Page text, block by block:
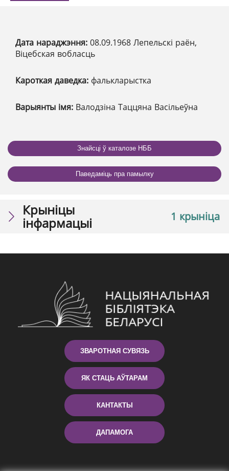
Дата нараджэння: 08.09.1968 Лепельскі раён,
Віцебская вобласць
Кароткая даведка: фалькларыстка
Варыянты імя: Валодзіна Таццяна Васільеўна
Знайсці ў каталозе НББ
Паведаміць пра памылку
1 крыніца
Крыніцы
інфармацыі
ЗВАРОТНАЯ СУВЯЗЬ
ЯК СТАЦЬ АЎТАРАМ
КАНТАКТЫ
ДАПАМОГА